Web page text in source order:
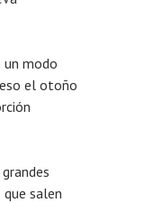
modo
el otoño
salen